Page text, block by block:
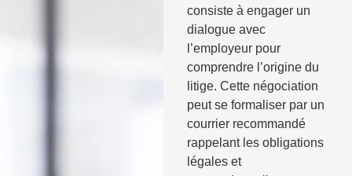
consiste à engager un
dialogue avec
l’employeur pour
comprendre l’origine du
litige. Cette négociation
peut se formaliser par un
courrier recommandé
rappelant les obligations
légales et